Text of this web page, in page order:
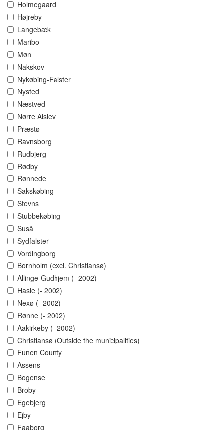
Holmegaard
Højreby
Langebæk
Maribo
Møn
Nakskov
Nykøbing-Falster
Nysted
Næstved
Nørre Alslev
Præstø
Ravnsborg
Rudbjerg
Rødby
Rønnede
Sakskøbing
Stevns
Stubbekøbing
Suså
Sydfalster
Vordingborg
Bornholm (excl. Christiansø)
Allinge-Gudhjem (- 2002)
Hasle (- 2002)
Nexø (- 2002)
Rønne (- 2002)
Aakirkeby (- 2002)
Christiansø (Outside the municipalities)
Funen County
Assens
Bogense
Broby
Egebjerg
Ejby
Faaborg